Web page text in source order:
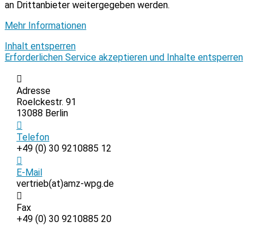
an Drittanbieter weitergegeben werden.
Mehr Informationen
Inhalt entsperren
Erforderlichen Service akzeptieren und Inhalte entsperren
Adresse
Roelckestr. 91
13088 Berlin
Telefon
+49 (0) 30 9210885 12
E-Mail
vertrieb(at)amz-wpg.de
Fax
+49 (0) 30 9210885 20